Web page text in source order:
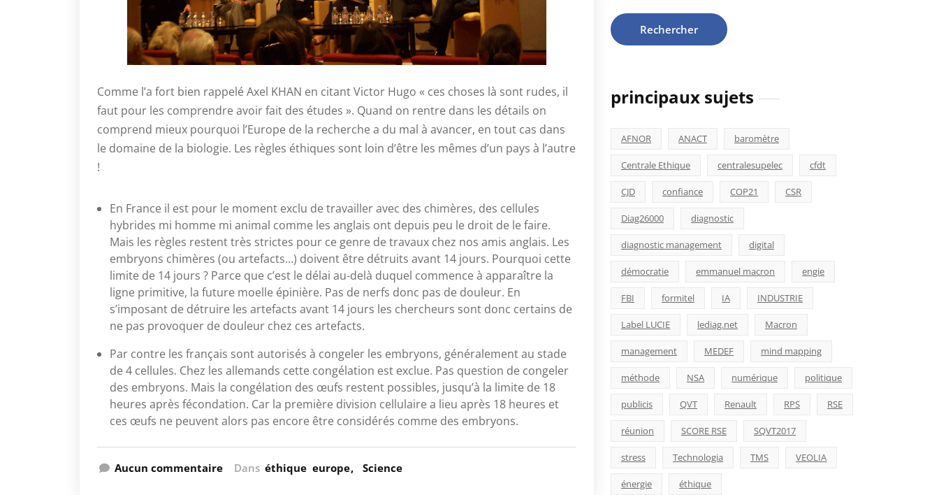
Comme l’a fort bien rappelé Axel KHAN en citant Victor Hugo « ces choses là sont rudes, il
faut pour les comprendre avoir fait des études ». Quand on rentre dans les détails on
comprend mieux pourquoi l’Europe de la recherche a du mal à avancer, en tout cas dans
le domaine de la biologie. Les règles éthiques sont loin d’être les mêmes d’un pays à l’autre
!
En France il est pour le moment exclu de travailler avec des chimères, des cellules
hybrides mi homme mi animal comme les anglais ont depuis peu le droit de le faire.
Mais les règles restent très strictes pour ce genre de travaux chez nos amis anglais. Les
embryons chimères (ou artefacts…) doivent être détruits avant 14 jours. Pourquoi cette
limite de 14 jours ? Parce que c’est le délai au-delà duquel commence à apparaître la
ligne primitive, la future moelle épinière. Pas de nerfs donc pas de douleur. En
s’imposant de détruire les artefacts avant 14 jours les chercheurs sont donc certains de
ne pas provoquer de douleur chez ces artefacts.
Par contre les français sont autorisés à congeler les embryons, généralement au stade
de 4 cellules. Chez les allemands cette congélation est exclue. Pas question de congeler
des embryons. Mais la congélation des œufs restent possibles, jusqu’à la limite de 18
heures après fécondation. Car la première division cellulaire a lieu après 18 heures et
ces œufs ne peuvent alors pas encore être considérés comme des embryons.
Aucun commentaire Dans éthique europe Science
principaux sujets
AFNOR ANACT baromètre
Centrale Ethique centralesupelec cfdt
CJD confiance COP21 CSR
Diag26000 diagnostic
diagnostic management digital
démocratie emmanuel macron engie
FBI formitel IA INDUSTRIE
Label LUCIE lediag.net Macron
management MEDEF mind mapping
méthode NSA numérique politique
publicis QVT Renault RPS RSE
réunion SCORE RSE SQVT2017
stress Technologia TMS VEOLIA
énergie éthique